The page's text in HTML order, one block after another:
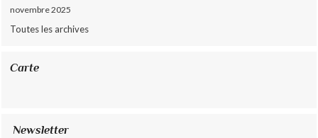
novembre 2025
Toutes les archives
Carte
Newsletter